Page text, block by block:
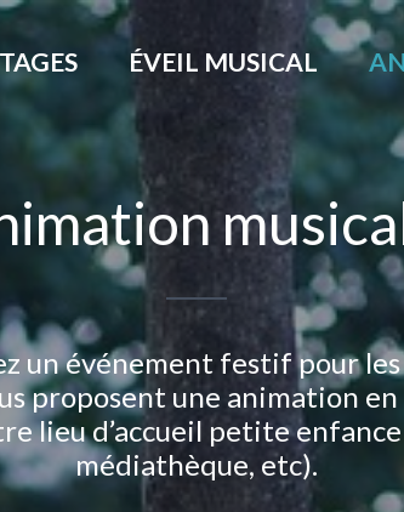
ÉVEIL MUSICAL
un événement festif pour
proposent une animation
lieu d’accueil petite enfance
médiathèque, etc).